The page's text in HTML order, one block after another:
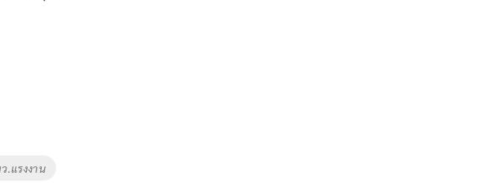
.แรงงาน